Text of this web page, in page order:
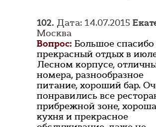
102. Дата: 14.07.2015
Москва
Вопрос: Большое спасибо
прекрасный отдых в
Лесном корпусе,
номера, разнообразное
питание, хороший бар.
понравились все
прибрежной зоне,
кухня и прекрасное